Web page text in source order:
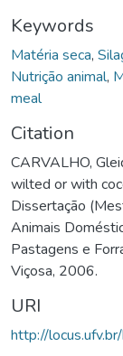
Keywords
Matéria seca,
Nutrição animal,
meal
Citation
CARVALHO,
wilted or with
Dissertação
Animais
Pastagens e
Viçosa, 2006.
URI
http://